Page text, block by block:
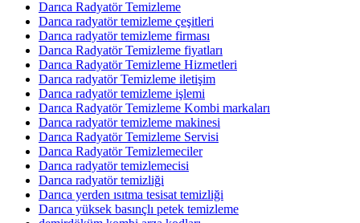
Darıca Radyatör Temizleme
Darıca radyatör temizleme çeşitleri
Darıca radyatör temizleme firması
Darıca Radyatör Temizleme fiyatları
Darıca Radyatör Temizleme Hizmetleri
Darıca radyatör Temizleme iletişim
Darıca radyatör temizleme işlemi
Darıca Radyatör Temizleme Kombi markaları
Darıca radyatör temizleme makinesi
Darıca Radyatör Temizleme Servisi
Darıca Radyatör Temizlemeciler
Darıca radyatör temizlemecisi
Darıca radyatör temizliği
Darıca yerden ısıtma tesisat temizliği
Darıca yüksek basınçlı petek temizleme